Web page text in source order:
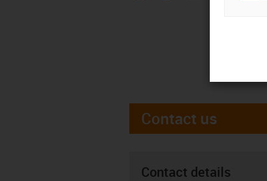
Contact us
Contact details